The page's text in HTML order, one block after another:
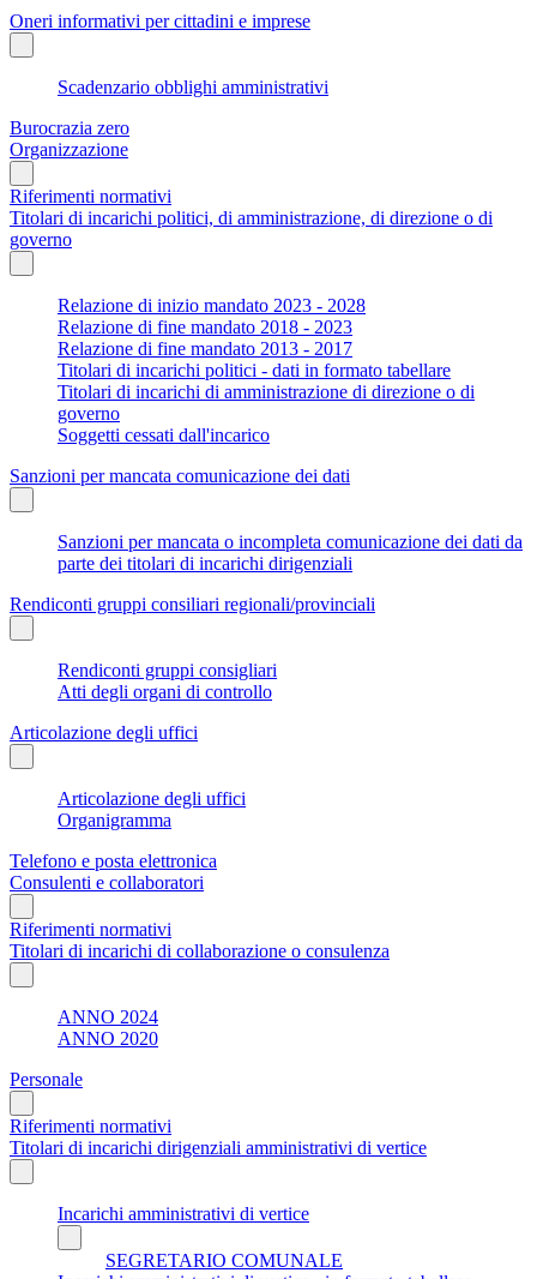
Oneri informativi per cittadini e imprese
Scadenzario obblighi amministrativi
Burocrazia zero
Organizzazione
Riferimenti normativi
Titolari di incarichi politici, di amministrazione, di direzione o di
governo
Relazione di inizio mandato 2023 - 2028
Relazione di fine mandato 2018 - 2023
Relazione di fine mandato 2013 - 2017
Titolari di incarichi politici - dati in formato tabellare
Titolari di incarichi di amministrazione di direzione o di
governo
Soggetti cessati dall'incarico
Sanzioni per mancata comunicazione dei dati
Sanzioni per mancata o incompleta comunicazione dei dati da
parte dei titolari di incarichi dirigenziali
Rendiconti gruppi consiliari regionali/provinciali
Rendiconti gruppi consigliari
Atti degli organi di controllo
Articolazione degli uffici
Articolazione degli uffici
Organigramma
Telefono e posta elettronica
Consulenti e collaboratori
Riferimenti normativi
Titolari di incarichi di collaborazione o consulenza
ANNO 2024
ANNO 2020
Personale
Riferimenti normativi
Titolari di incarichi dirigenziali amministrativi di vertice
Incarichi amministrativi di vertice
SEGRETARIO COMUNALE